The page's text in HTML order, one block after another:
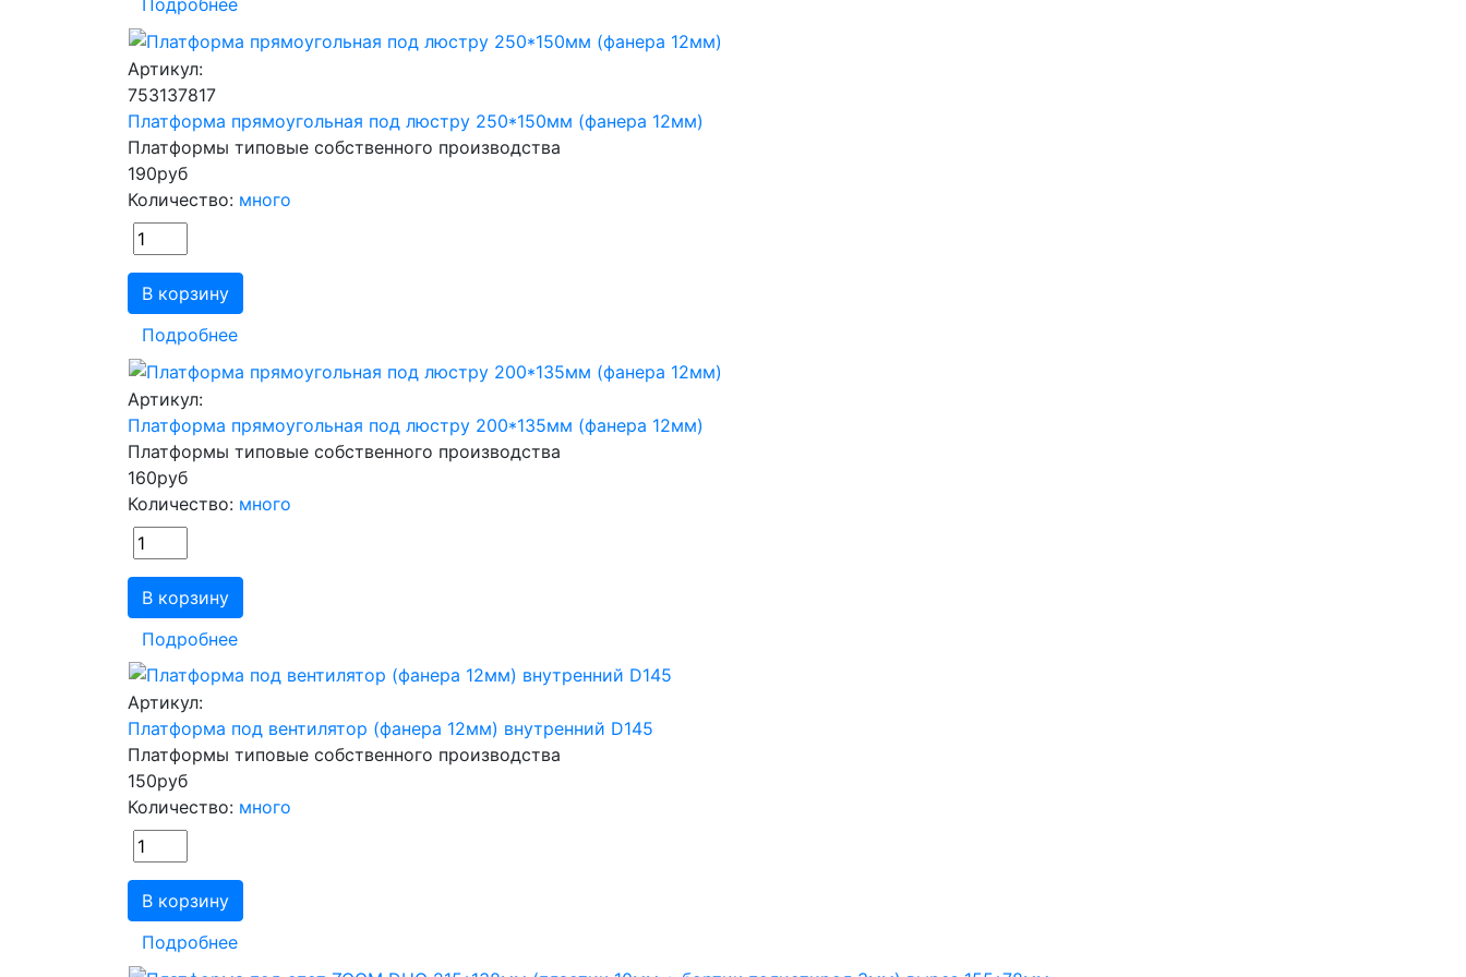
Подробнее
Артикул:
753137817
Платформа прямоугольная под люстру 250*150мм (фанера 12мм)
Платформы типовые собственного производства
190руб
Количество: много
В корзину
Подробнее
Артикул:
Платформа прямоугольная под люстру 200*135мм (фанера 12мм)
Платформы типовые собственного производства
160руб
Количество: много
В корзину
Подробнее
Артикул:
Платформа под вентилятор (фанера 12мм) внутренний D145
Платформы типовые собственного производства
150руб
Количество: много
В корзину
Подробнее